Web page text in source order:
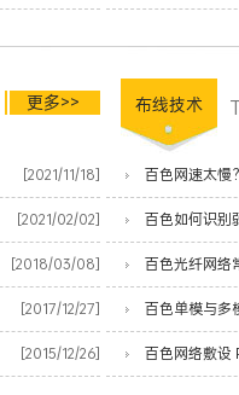
更多>>
[2021/11/18]
[2021/02/02]
[2018/03/08]
[2017/12/27]
[2015/12/26]
布线技术
百色如何识别
百色光纤网络
百色单模与多